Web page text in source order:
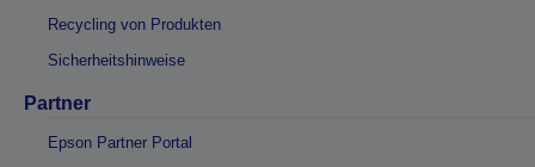
Recycling von Produkten
Sicherheitshinweise
Partner
Epson Partner Portal